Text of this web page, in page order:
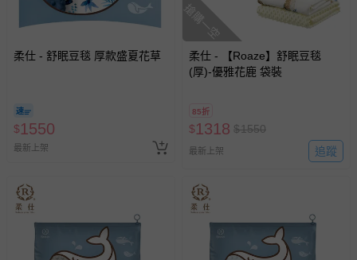
柔仕 - 舒眠豆毯 厚款盛夏花草
$1550
最新上架
搶購一空
柔仕 - 【Roaze】舒眠豆毯
(厚)-優雅花鹿 袋裝
85折
$1318 $1550
最新上架 追蹤